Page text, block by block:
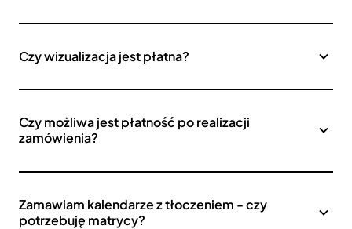
Czy wizualizacja jest płatna?
Czy możliwa jest płatność po realizacji
zamówienia?
Zamawiam kalendarze z tłoczeniem - czy
potrzebuję matrycy?